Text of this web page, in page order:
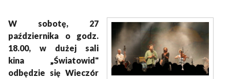
W sobotę, 27
października o godz.
18.00, w dużej sali
kina „Światowid"
odbędzie się Wieczór